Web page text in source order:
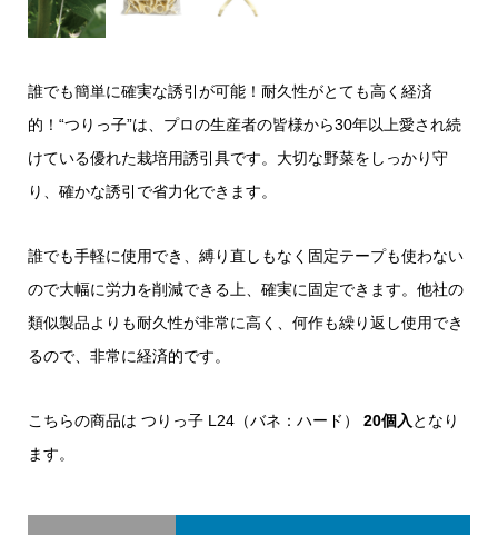
誰でも簡単に確実な誘引が可能！耐久性がとても高く経済
的！“つりっ子”は、プロの生産者の皆様から30年以上愛され続
けている優れた栽培用誘引具です。大切な野菜をしっかり守
り、確かな誘引で省力化できます。
誰でも手軽に使用でき、縛り直しもなく固定テープも使わない
ので大幅に労力を削減できる上、確実に固定できます。他社の
類似製品よりも耐久性が非常に高く、何作も繰り返し使用でき
るので、非常に経済的です。
こちらの商品は つりっ子 L24（バネ：ハード） 20個入 となり
ます。